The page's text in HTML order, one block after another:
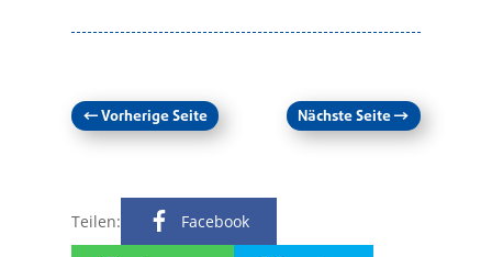
←Vorherige Seite Nächste Seite→
Teilen: Facebook